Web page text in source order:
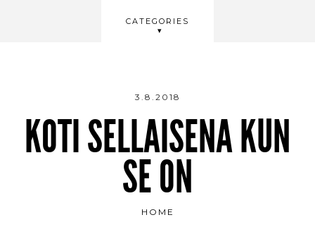
CATEGORIES
BEAUTY
3.8.2018
KOTI SELLAISENA KUN
SE ON
HOME